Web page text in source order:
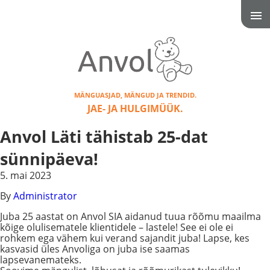
MÄNGUASJAD, MÄNGUD JA TRENDID.
JAE- JA HULGIMÜÜK.
Anvol Läti tähistab 25-dat
sünnipäeva!
5. mai 2023
ByAdministrator
Juba 25 aastat on Anvol SIA aidanud tuua rõõmu maailma
kõige olulisematele klientidele – lastele! See ei ole ei
rohkem ega vähem kui verand sajandit juba! Lapse, kes
kasvasid üles Anvoliga on juba ise saamas
lapsevanemateks.